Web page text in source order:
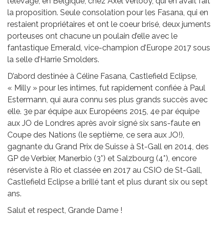
la proposition. Seule consolation pour les Fasana, qui en
restaient propriétaires et ont le coeur brisé, deux juments
porteuses ont chacune un poulain d’elle avec le
fantastique Emerald, vice-champion d’Europe 2017 sous
la selle d’Harrie Smolders.
D’abord destinée à Céline Fasana, Castlefield Eclipse,
« Milly » pour les intimes, fut rapidement confiée à Paul
Estermann, qui aura connu ses plus grands succès avec
elle. 3e par équipe aux Européens 2015, 4e par équipe
aux JO de Londres après avoir signé six sans-faute en
Coupe des Nations (le septième, ce sera aux JO!),
gagnante du Grand Prix de Suisse à St-Gall en 2014, des
GP de Verbier, Manerbio (3*) et Salzbourg (4*), encore
réserviste à Rio et classée en 2017 au CSIO de St-Gall,
Castlefield Eclipse a brillé tant et plus durant six ou sept
ans.
Salut et respect, Grande Dame !